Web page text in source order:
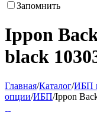
Запомнить
Ippon
black
Главная/Каталог/ИБП
опции/ИБП/Ippon